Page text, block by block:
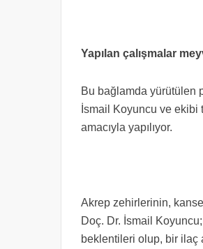
Yapılan çalışmalar
Bu bağlamda yürütülen
İsmail Koyuncu ve
amacıyla yapılıyor.
Akrep zehirlerinin,
Doç. Dr. İsmail
beklentileri olup, bir ilaç